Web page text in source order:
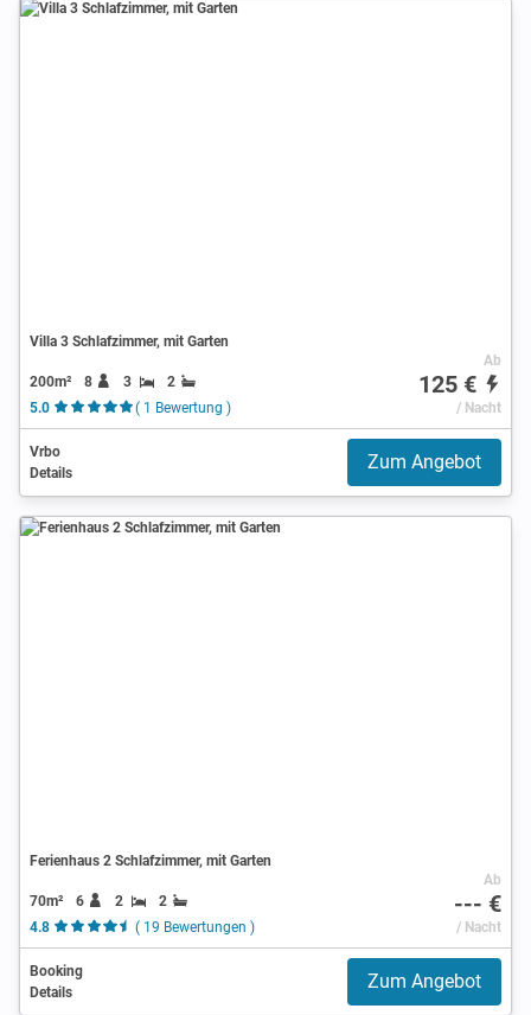
Villa 3 Schlafzimmer, mit Garten
200m² 8 3
2
5.0
( 1 Bewertung )
Ab
125 €
/ Nacht
Vrbo
Details
Zum Angebot
Ferienhaus 2 Schlafzimmer, mit Garten
70m² 6 2
2
4.8
( 19 Bewertungen )
Ab
--- €
/ Nacht
Booking
Details
Zum Angebot